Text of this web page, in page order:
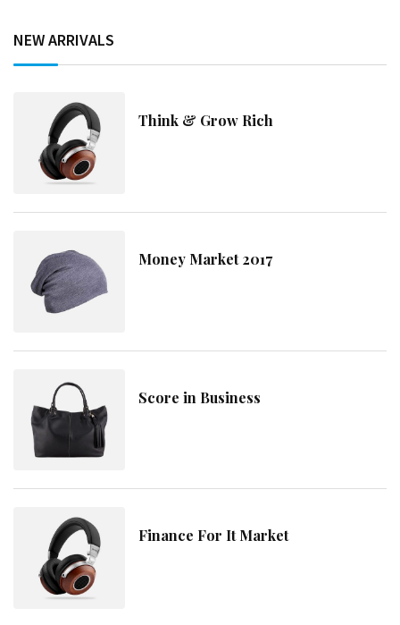
NEW ARRIVALS
Think & Grow Rich
Money Market 2017
Score in Business
Finance For It Market